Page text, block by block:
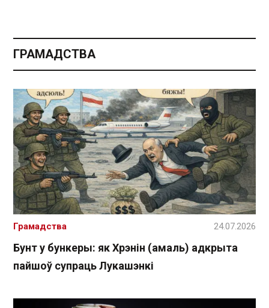
ГРАМАДСТВА
Бунт у бункеры: як Хрэнін (амаль) адкрыта
пайшоў супраць Лукашэнкі
Грамадства 24.07.2026